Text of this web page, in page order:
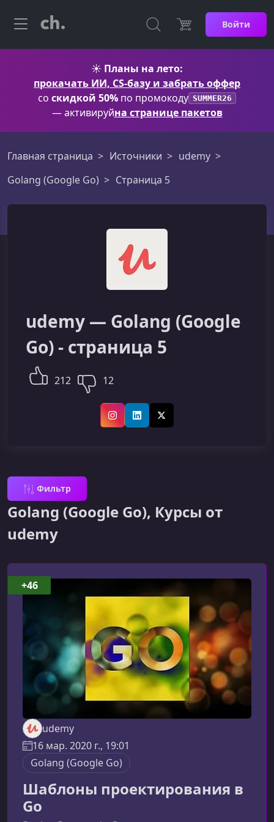
Войти
☀️ Планы на лето:
прокачать ИИ, CS-базу и забрать оффер
со скидкой 50% по промокоду SUMMER26
— активируйна странице пакетов
Главная страница Источники
udemy
Golang (Google Go)
Страница 5
udemy — Golang (Google
Go) - страница 5
212 12
InstagramLinkedInX (Twitter)
Фильтр
Golang (Google Go), Курсы от
udemy
udemy
16 мар. 2020 г., 19:01
Golang (Google Go)
Шаблоны проектирования в
Go
+46